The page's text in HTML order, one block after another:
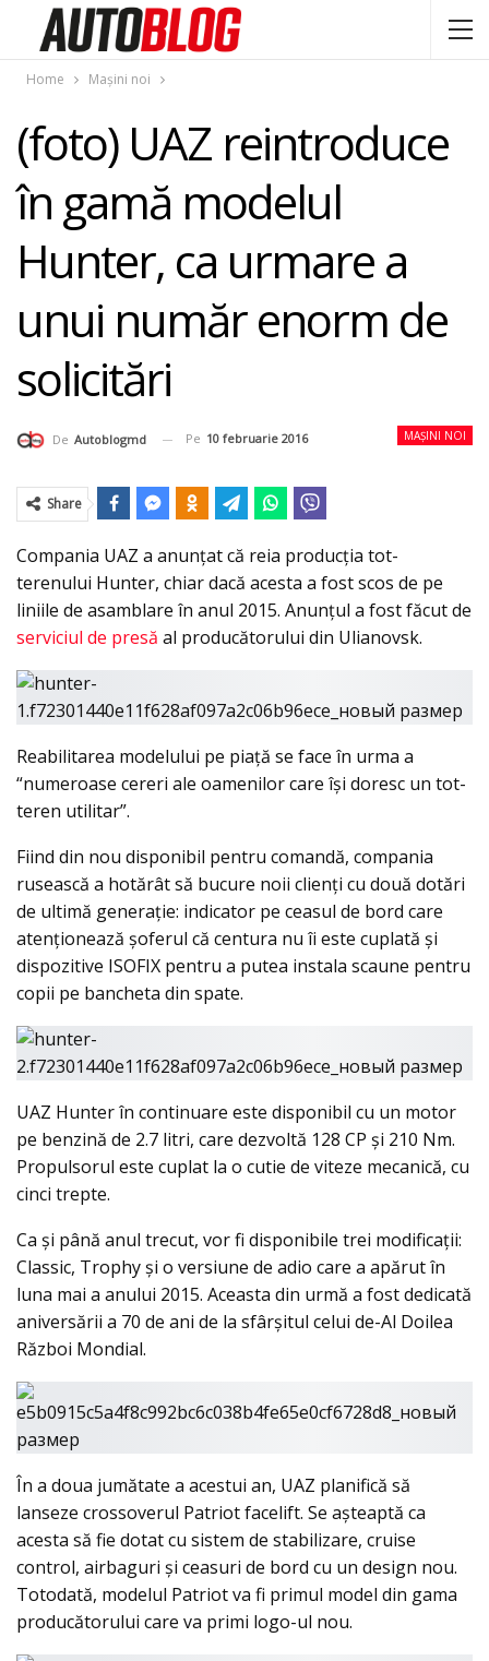
Home Mașini noi
(foto) UAZ reintroduce
în gamă modelul
Hunter, ca urmare a
unui număr enorm de
solicitări
MAȘINI NOI
De Autoblogmd Pe 10 februarie 2016
Share
Compania UAZ a anunţat că reia producţia tot-
terenului Hunter, chiar dacă acesta a fost scos de pe
liniile de asamblare în anul 2015. Anunţul a fost făcut de
serviciul de presă al producătorului din Ulianovsk.
Reabilitarea modelului pe piaţă se face în urma a
“numeroase cereri ale oamenilor care îşi doresc un tot-
teren utilitar”.
Fiind din nou disponibil pentru comandă, compania
rusească a hotărât să bucure noii clienţi cu două dotări
de ultimă generaţie: indicator pe ceasul de bord care
atenţionează şoferul că centura nu îi este cuplată şi
dispozitive ISOFIX pentru a putea instala scaune pentru
copii pe bancheta din spate.
UAZ Hunter în continuare este disponibil cu un motor
pe benzină de 2.7 litri, care dezvoltă 128 CP şi 210 Nm.
Propulsorul este cuplat la o cutie de viteze mecanică, cu
cinci trepte.
Ca şi până anul trecut, vor fi disponibile trei modificaţii:
Classic, Trophy şi o versiune de adio care a apărut în
luna mai a anului 2015. Aceasta din urmă a fost dedicată
aniversării a 70 de ani de la sfârşitul celui de-Al Doilea
Război Mondial.
În a doua jumătate a acestui an, UAZ planifică să
lanseze crossoverul Patriot facelift. Se aşteaptă ca
acesta să fie dotat cu sistem de stabilizare, cruise
control, airbaguri şi ceasuri de bord cu un design nou.
Totodată, modelul Patriot va fi primul model din gama
producătorului care va primi logo-ul nou.